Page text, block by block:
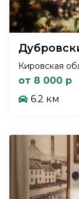
Кировская
от 8 000 р
6.2 км